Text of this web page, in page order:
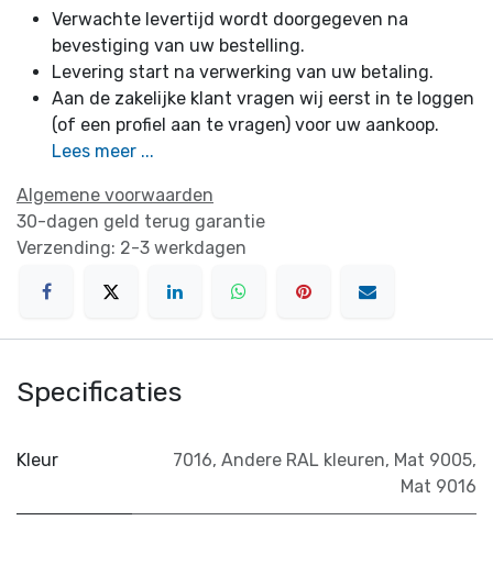
Verwachte levertijd wordt doorgegeven na
bevestiging van uw bestelling.
Levering start na verwerking van uw betaling.
Aan de zakelijke klant vragen wij eerst in te loggen
(of een profiel aan te vragen) voor uw aankoop.
Lees meer ...
Algemene voorwaarden
30-dagen geld terug garantie
Verzending: 2-3 werkdagen
Specificaties
Kleur 7016, Andere RAL kleuren, Mat 9005,
Mat 9016